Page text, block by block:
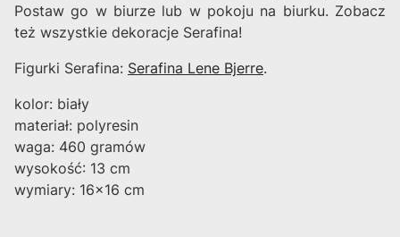
Postaw go w biurze lub w pokoju na biurku. Zobacz
też wszystkie dekoracje Serafina!
Figurki Serafina: Serafina Lene Bjerre.
kolor: biały
materiał: polyresin
waga: 460 gramów
wysokość: 13 cm
wymiary: 16x16 cm